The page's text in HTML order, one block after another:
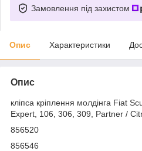
Замовлення під захистом
Опис Характеристики
Опис
кліпса кріплення молдінга Fiat
Expert, 106, 306, 309, Partner /
856520
856546